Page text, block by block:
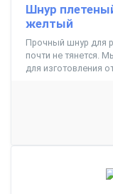
Шнур
желтый
Прочный шнур для
почти не тянется.
для изготовления